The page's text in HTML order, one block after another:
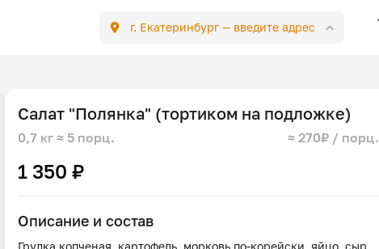
г. Екатеринбург — введите адрес
Салат "Полянка" (тортиком на подложке)
0,7 кг ≈ 5 порц. ≈ 270₽ / порц.
1 350 ₽
Описание и состав
Грудка копченая, картофель, морковь по-корейски, яйцо, сыр,